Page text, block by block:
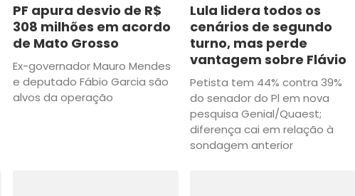
PF apura desvio de R$
308 milhões em acordo
de Mato Grosso
Ex-governador Mauro Mendes
e deputado Fábio Garcia são
alvos da operação
Lula lidera todos os
cenários de segundo
turno, mas perde
vantagem sobre Flávio
Petista tem 44% contra 39%
do senador do Pl em nova
pesquisa Genial/Quaest;
diferença cai em relação à
sondagem anterior